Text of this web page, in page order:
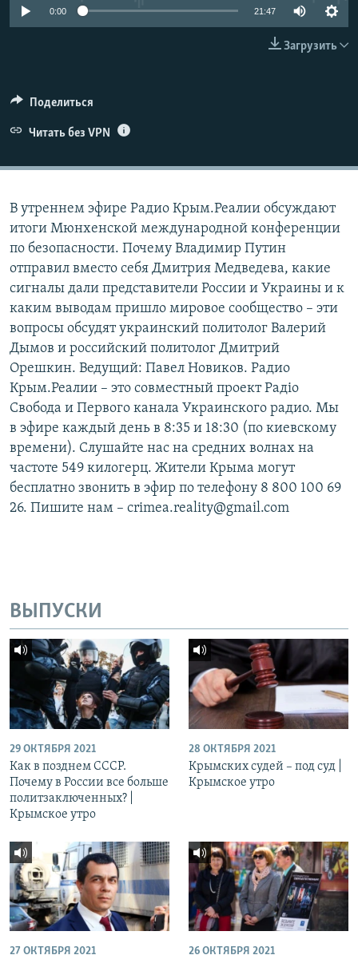
ПОБЕДИТЕЛЕЙ НЕ СУДЯТ?
УКРАИНСКАЯ ПРОБЛЕМА КРЫМА
ПРИСОЕДИНЯЙТЕСЬ!
Все сайты RFE/RL
0:00 21:47
Загрузить
Поделиться
Читать без VPN
В утреннем эфире Радио Крым.Реалии обсуждают
итоги Мюнхенской международной конференции
по безопасности. Почему Владимир Путин
отправил вместо себя Дмитрия Медведева, какие
сигналы дали представители России и Украины и к
каким выводам пришло мировое сообщество – эти
вопросы обсудят украинский политолог Валерий
Дымов и российский политолог Дмитрий
Орешкин. Ведущий: Павел Новиков. Радио
Крым.Реалии – это совместный проект Радіо
Свобода и Первого канала Украинского радио. Мы
в эфире каждый день в 8:35 и 18:30 (по киевскому
времени). Слушайте нас на средних волнах на
частоте 549 килогерц. Жители Крыма могут
бесплатно звонить в эфир по телефону 8 800 100 69
26. Пишите нам – crimea.reality@gmail.com
ВЫПУСКИ
29 ОКТЯБРЯ 2021
Как в позднем СССР.
Почему в России все больше
политзаключенных? |
Крымское утро
28 ОКТЯБРЯ 2021
Крымских судей – под суд |
Крымское утро
27 ОКТЯБРЯ 2021 26 ОКТЯБРЯ 2021